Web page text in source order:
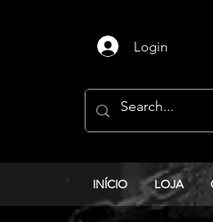
Login
INÍCIO LOJA